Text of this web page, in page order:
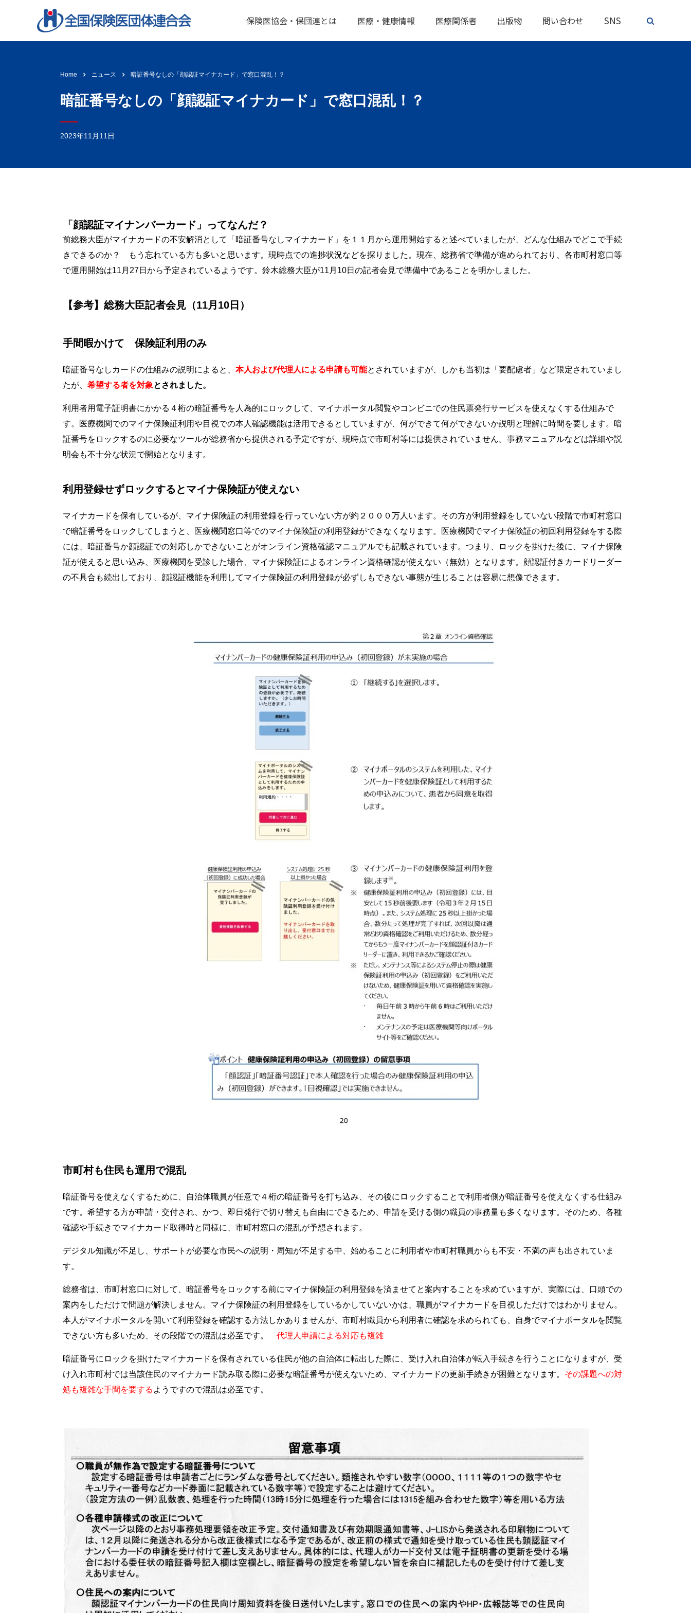
保険医協会・保団連とは 医療・健康情報 医療関係者 出版物 問い合わせ SNS
Home ニュース 暗証番号なしの「顔認証マイナカード」で窓口混乱！？
暗証番号なしの「顔認証マイナカード」で窓口混乱！？
2023年11月11日
「顔認証マイナンバーカード」ってなんだ？
前総務大臣がマイナカードの不安解消として「暗証番号なしマイナカード」を１１月から運用開始すると述べていましたが、どんな仕組みでどこで手続
きできるのか？ もう忘れている方も多いと思います。現時点での進捗状況などを探りました。現在、総務省で準備が進められており、各市町村窓口等
で運用開始は11月27日から予定されているようです。鈴木総務大臣が11月10日の記者会見で準備中であることを明かしました。
【参考】総務大臣記者会見（11月10日）
手間暇かけて 保険証利用のみ
暗証番号なしカードの仕組みの説明によると、 本人および代理人による申請も可能とされていますが、しかも当初は「要配慮者」など限定されていまし
たが、 希望する者を対象とされました。
利用者用電子証明書にかかる４桁の暗証番号を人為的にロックして、マイナポータル閲覧やコンビニでの住民票発行サービスを使えなくする仕組みで
す。医療機関でのマイナ保険証利用や目視での本人確認機能は活用できるとしていますが、何ができて何ができないか説明と理解に時間を要します。暗
証番号をロックするのに必要なツールが総務省から提供される予定ですが、現時点で市町村等には提供されていません。事務マニュアルなどは詳細や説
明会も不十分な状況で開始となります。
利用登録せずロックするとマイナ保険証が使えない
マイナカードを保有しているが、マイナ保険証の利用登録を行っていない方が約２０００万人います。その方が利用登録をしていない段階で市町村窓口
で暗証番号をロックしてしまうと、医療機関窓口等でのマイナ保険証の利用登録ができなくなります。医療機関でマイナ保険証の初回利用登録をする際
には、暗証番号か顔認証での対応しかできないことがオンライン資格確認マニュアルでも記載されています。つまり、ロックを掛けた後に、マイナ保険
証が使えると思い込み、医療機関を受診した場合、マイナ保険証によるオンライン資格確認が使えない（無効）となります。顔認証付きカードリーダー
の不具合も続出しており、顔認証機能を利用してマイナ保険証の利用登録が必ずしもできない事態が生じることは容易に想像できます。
市町村も住民も運用で混乱
暗証番号を使えなくするために、自治体職員が任意で４桁の暗証番号を打ち込み、その後にロックすることで利用者側が暗証番号を使えなくする仕組み
です。希望する方が申請・交付され、かつ、即日発行で切り替えも自由にできるため、申請を受ける側の職員の事務量も多くなります。そのため、各種
確認や手続きでマイナカード取得時と同様に、市町村窓口の混乱が予想されます。
デジタル知識が不足し、サポートが必要な市民への説明・周知が不足する中、始めることに利用者や市町村職員からも不安・不満の声も出されていま
す。
総務省は、市町村窓口に対して、暗証番号をロックする前にマイナ保険証の利用登録を済ませてと案内することを求めていますが、実際には、口頭での
案内をしただけで問題が解決しません。マイナ保険証の利用登録をしているかしていないかは、職員がマイナカードを目視しただけではわかりません。
本人がマイナポータルを開いて利用登録を確認する方法しかありませんが、市町村職員から利用者に確認を求められても、自身でマイナポータルを閲覧
できない方も多いため、その段階での混乱は必至です。 代理人申請による対応も複雑
暗証番号にロックを掛けたマイナカードを保有されている住民が他の自治体に転出した際に、受け入れ自治体が転入手続きを行うことになりますが、受
け入れ市町村では当該住民のマイナカード読み取る際に必要な暗証番号が使えないため、マイナカードの更新手続きが困難となります。 その課題への対
処も複雑な手間を要する ようですので混乱は必至です。